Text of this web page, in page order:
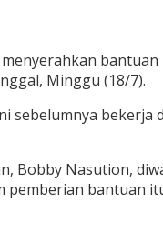
menyerahkan
Minggu (18/7).
sebelumnya
Bobby Nasution,
bantuan